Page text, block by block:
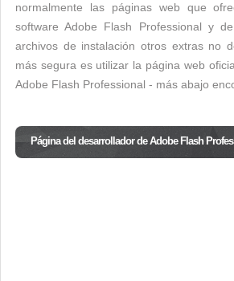
normalmente las páginas web que
software Adobe Flash Professional y
archivos de instalación otros extras no
más segura es utilizar la página web
Adobe Flash Professional - más abajo
Página del desarrollador de Adobe Flash